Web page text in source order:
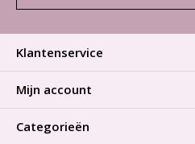
Klantenservice
Mijn account
Categorieën